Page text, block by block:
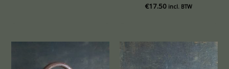
€17.50 incl. BTW